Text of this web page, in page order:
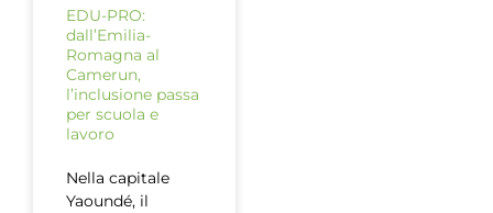
EDU-PRO:
dall’Emilia-
Romagna al
Camerun,
l’inclusione passa
per scuola e
lavoro
Nella capitale
Yaoundé, il